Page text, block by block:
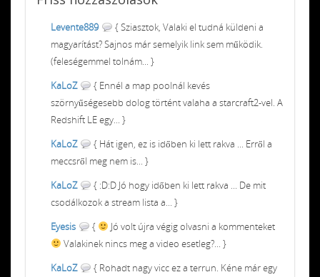
Levente889
{ Sziasztok, Valaki el tudná küldeni a
magyarítást? Sajnos már semelyik link sem működik.
(feleségemmel tolnám... }
KaLoZ
{ Ennél a map poolnál kevés
szörnyűségesebb dolog történt valaha a starcraft2-vel. A
Redshift LE egy... }
KaLoZ
{ Hát igen, ez is időben ki lett rakva ... Erről a
meccsről meg nem is... }
KaLoZ
{ :D:D Jó hogy időben ki lett rakva ... De mit
csodálkozok a stream lista a... }
Eyesis
{
Jó volt újra végig olvasni a kommenteket
Valakinek nincs meg a video esetleg?... }
KaLoZ
{ Rohadt nagy vicc ez a terrun. Kéne már egy